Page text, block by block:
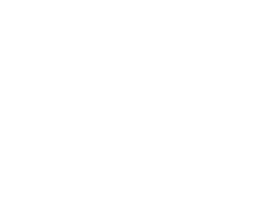
. . vrijdag 31 juli 2026